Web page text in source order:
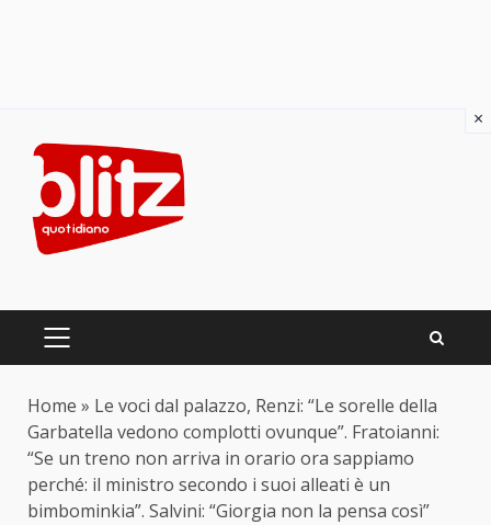
content
PRIMARY
Home » Le voci dal palazzo, Renzi: “Le sorelle della
Garbatella vedono complotti ovunque”. Fratoianni:
“Se un treno non arriva in orario ora sappiamo
perché: il ministro secondo i suoi alleati è un
bimbominkia”. Salvini: “Giorgia non la pensa così”
×